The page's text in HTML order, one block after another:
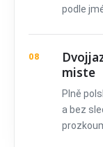
podle
08
miste
Plně
a bez